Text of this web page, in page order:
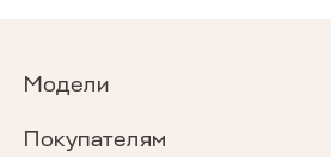
Модели
T4
Покупателям